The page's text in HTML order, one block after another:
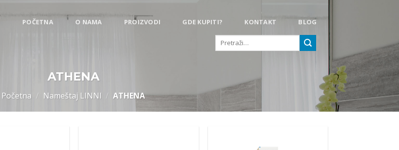
POČETNA O NAMA PROIZVODI GDE KUPITI? KONTAKT BLOG
Pretraga
ATHENA
Početna / Nameštaj LINNI / ATHENA